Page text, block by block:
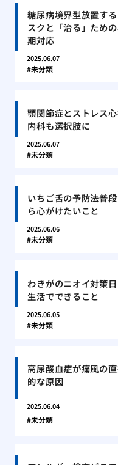
糖尿病境界型放置す
スクと「治る」ため
期対応
2025.06.07
未分類
顎関節症とストレス
内科も選択肢に
2025.06.07
未分類
いちご舌の予防法普
ら心がけたいこと
2025.06.06
未分類
わきがのニオイ対策
生活でできること
2025.06.05
未分類
高尿酸血症が痛風の
的な原因
2025.06.04
未分類